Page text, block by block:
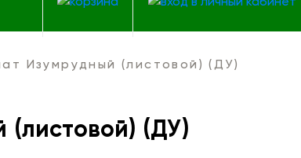
Изумрудный (листовой) (ДУ)
(листовой) (ДУ)